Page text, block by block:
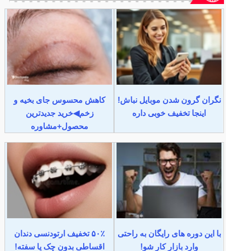
نگران گرون شدن موبایل نباش!
اینجا تخفیف خوبی داره
کاهش محسوس جای بخیه و
زخم◀خرید جدیدترین
محصول+مشاوره
با این دوره های رایگان به راحتی
وارد بازار کار شو!
۵۰٪ تخفیف ارتودنسی دندان
اقساطی بدون چک یا سفته!